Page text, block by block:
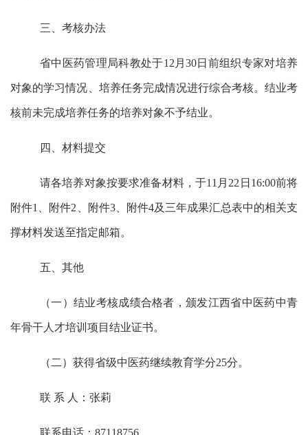
三、考核办法
省中医药管理局科教处于12 月30日前组织专家对培养
对象的学习情况、培养任务完成情况进行综合考核。结业考
核前未完成培养任务的培养对象不予结业。
四、材料提交
请各培养对象按要求准备材料，于11 月 22 日 16:00前将
附件1 、附件2 、附件3、附件4及三年成果汇总表中的相关支
撑材料发送至指定邮箱。
五、其他
（一）结业考核成绩合格者，颁发江西省中医药中青
年骨干人才培训项目结业证书。
（二）获得省级中医药继续教育学分25分。
联 系 人：张莉